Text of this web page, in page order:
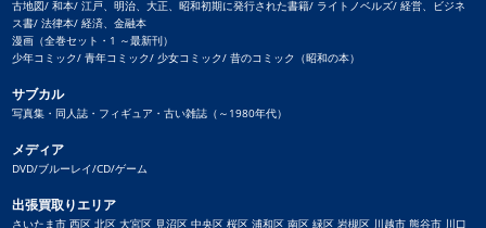
古地図/ 和本/ 江戸、明治、大正、昭和初期に発行された書籍/ ライトノベルズ/ 経営、ビジネ
ス書/ 法律本/ 経済、金融本
漫画（全巻セット・1 ～最新刊）
少年コミック/ 青年コミック/ 少女コミック/ 昔のコミック（昭和の本）
サブカル
写真集・同人誌・フィギュア・古い雑誌（～1980年代）
メディア
DVD/ブルーレイ/CD/ゲーム
出張買取りエリア
さいたま市 西区 北区大宮区 見沼区 中央区 桜区浦和区 南区 緑区岩槻区 川越市 熊谷市 川口